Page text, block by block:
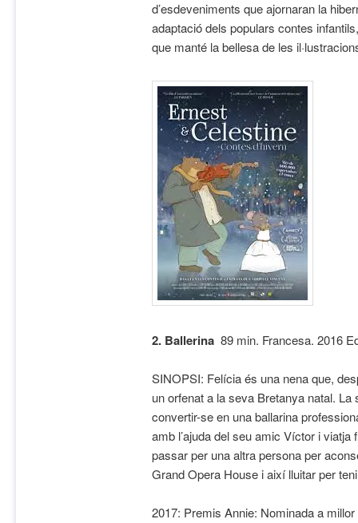
d’esdeveniments que ajornaran la
adaptació dels populars contes
que manté la bellesa de les
2. Ballerina 89min. Francesa. 2016
SINOPSI: Felícia és una nena que,
un orfenat a la seva Bretanya natal.
convertir-se en una ballarina
amb l’ajuda del seu amic Víctor i
passar per una altra persona per
Grand Opera House i així lluitar per
2017: Premis Annie: Nominada a